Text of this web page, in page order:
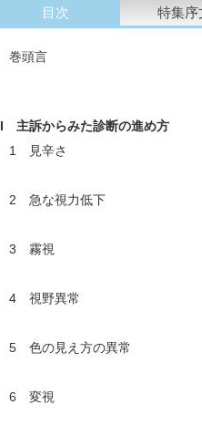
目次 特集序
巻頭言
I 主訴からみた診断の進め方
1 見辛さ
2 急な視力低下
3 霧視
4 視野異常
5 色の見え方の異常
6 変視